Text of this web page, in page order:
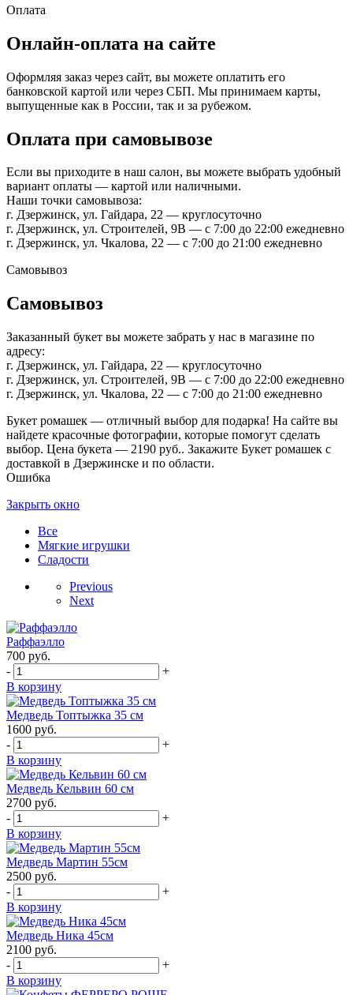
Оплата
Онлайн-оплата на сайте
Оформляя заказ через сайт, вы можете оплатить его
банковской картой или через СБП. Мы принимаем карты,
выпущенные как в России, так и за рубежом.
Оплата при самовывозе
Если вы приходите в наш салон, вы можете выбрать удобный
вариант оплаты — картой или наличными.
Наши точки самовывоза:
г. Дзержинск, ул. Гайдара, 22 — круглосуточно
г. Дзержинск, ул. Строителей, 9В — с 7:00 до 22:00 ежедневно
г. Дзержинск, ул. Чкалова, 22 — с 7:00 до 21:00 ежедневно
Самовывоз
Самовывоз
Заказанный букет вы можете забрать у нас в магазине по
адресу:
г. Дзержинск, ул. Гайдара, 22 — круглосуточно
г. Дзержинск, ул. Строителей, 9В — с 7:00 до 22:00 ежедневно
г. Дзержинск, ул. Чкалова, 22 — с 7:00 до 21:00 ежедневно
Букет ромашек — отличный выбор для подарка! На сайте вы
найдете красочные фотографии, которые помогут сделать
выбор. Цена букета — 2190 руб.. Закажите Букет ромашек с
доставкой в Дзержинске и по области.
Ошибка
Закрыть окно
Все
Мягкие игрушки
Сладости
Previous
Next
Раффаэлло
700 руб.
-
+
В корзину
Медведь Топтыжка 35 см
1600 руб.
-
+
В корзину
Медведь Кельвин 60 см
2700 руб.
-
+
В корзину
Медведь Мартин 55см
2500 руб.
-
+
В корзину
Медведь Ника 45см
2100 руб.
-
+
В корзину